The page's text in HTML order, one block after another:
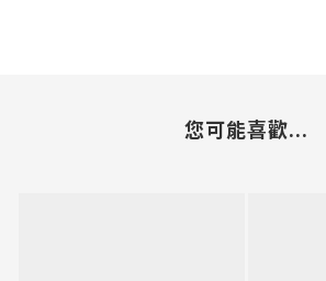
您可能喜歡...